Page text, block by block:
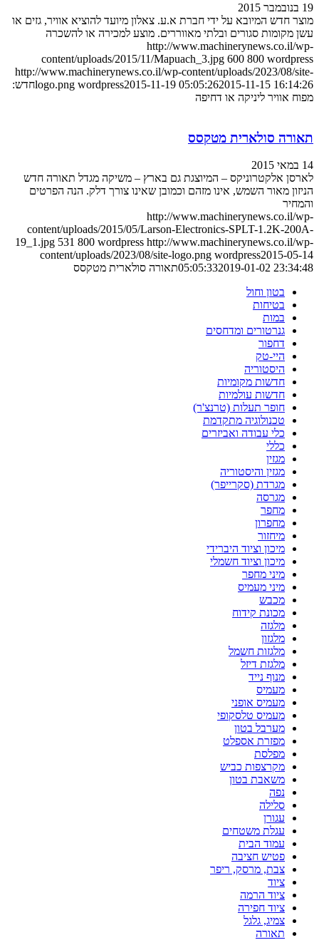
19 בנובמבר 2015
מוצר חדש המיובא על ידי חברת א.ע. צאלון מיועד להוציא אוויר, גזים או
עשן מקומות סגורים ובלתי מאווררים. מוצע למכירה או להשכרה
http://www.machinerynews.co.il/wp-
content/uploads/2015/11/Mapuach_3.jpg 600 800 wordpress
http://www.machinerynews.co.il/wp-content/uploads/2023/08/site-
logo.png wordpress2015-11-19 05:05:262015-11-15 16:14:26
חדש:
מפוח אוויר ליניקה או דחיפה
תאורה סולארית מטקסס
14 במאי 2015
לארסן אלקטרוניקס – המיוצגת גם בארץ – משיקה מגדל תאורה חדש
הניזון מאור השמש, אינו מזהם וכמובן שאינו צורך דלק. הנה הפרטים
והמחיר
http://www.machinerynews.co.il/wp-
content/uploads/2015/05/Larson-Electronics-SPLT-1.2K-200A-
19_1.jpg 531 800 wordpress http://www.machinerynews.co.il/wp-
content/uploads/2023/08/site-logo.png wordpress2015-05-14
05:05:332019-01-02 23:34:48
תאורה סולארית מטקסס
בטון וחול
בטיחות
במות
גנרטורים ומדחסים
דחפור
היי-טק
היסטוריה
חדשות מקומיות
חדשות עולמיות
חופר תעלות (טרנצ'ר)
טכנולוגיה מתקדמת
כלי עבודה ואביזרים
כללי
מגזין
מגזין והיסטוריה
מגרדת (סקרייפר)
מגרסה
מחפר
מחפרון
מיחזור
מיכון וציוד היברידי
מיכון וציוד חשמלי
מיני מחפר
מיני מעמיס
מכבש
מכונת קידוח
מלגזה
מלגזון
מלגזות חשמל
מלגזת דיזל
מנוף נייד
מעמיס
מעמיס אופני
מעמיס טלסקופי
מערבל בטון
מפזרת אספלט
מפלסת
מקרצפות כביש
משאבת בטון
נפה
סלילה
עגורן
עגלת משטחים
עמוד הבית
פטיש חציבה
צבת, מרסק, ריפר
ציוד
ציוד הרמה
ציוד חפירה
צמיג, גלגל
תאורה